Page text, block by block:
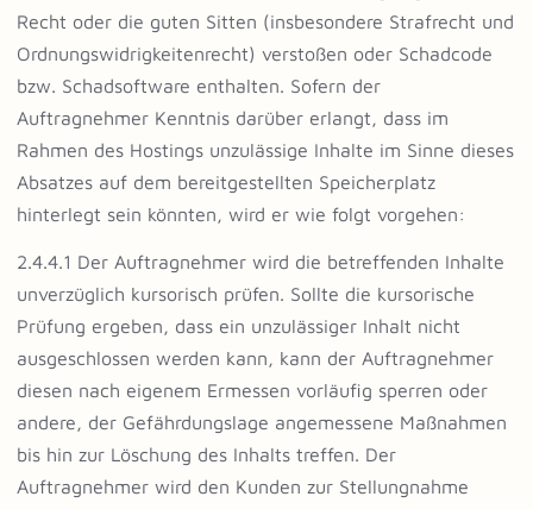
Recht oder die guten Sitten (insbesondere Strafrecht und
Ordnungswidrigkeitenrecht) verstoßen oder Schadcode
bzw. Schadsoftware enthalten. Sofern der
Auftragnehmer Kenntnis darüber erlangt, dass im
Rahmen des Hostings unzulässige Inhalte im Sinne dieses
Absatzes auf dem bereitgestellten Speicherplatz
hinterlegt sein könnten, wird er wie folgt vorgehen:
2.4.4.1 Der Auftragnehmer wird die betreffenden Inhalte
unverzüglich kursorisch prüfen. Sollte die kursorische
Prüfung ergeben, dass ein unzulässiger Inhalt nicht
ausgeschlossen werden kann, kann der Auftragnehmer
diesen nach eigenem Ermessen vorläufig sperren oder
andere, der Gefährdungslage angemessene Maßnahmen
bis hin zur Löschung des Inhalts treffen. Der
Auftragnehmer wird den Kunden zur Stellungnahme